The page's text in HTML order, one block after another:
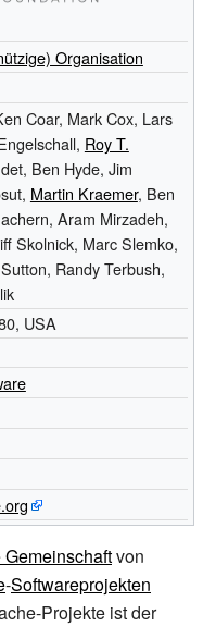
Organisation
Coar, Mark Cox, Lars
Roy T.
Ben Hyde, Jim
Martin Kraemer, Ben
Aram Mirzadeh,
Skolnick, Marc Slemko,
Randy Terbush,
USA
von
-Softwareprojekten
Projekte ist der